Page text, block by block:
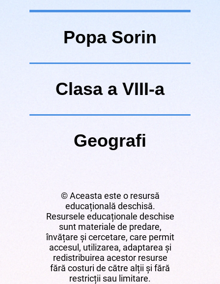
Popa Sorin
Clasa a VIII-a
Geografi
© Aceasta este o resursă
educațională deschisă.
Resursele educaționale deschise
sunt materiale de predare,
învățare și cercetare, care permit
accesul, utilizarea, adaptarea și
redistribuirea acestor resurse
fără costuri de către alții și fără
restricții sau limitare.